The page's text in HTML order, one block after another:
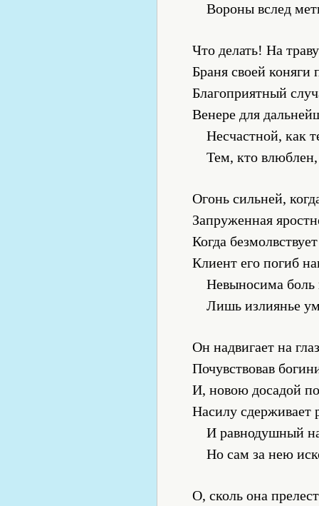
Вороны вслед
Что делать! На
Браня своей коняги
Благоприятный
Венере для
Несчастной, как
Тем, кто
Огонь сильней,
Запруженная
Когда
Клиент его погиб
Невыносима боль
Лишь излиянье
Он надвигает на
Почувствовав
И, новою досадой
Насилу сдерживает
И равнодушный
Но сам за нею
О, сколь она